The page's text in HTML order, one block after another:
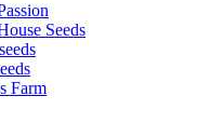
Seeds
Farm